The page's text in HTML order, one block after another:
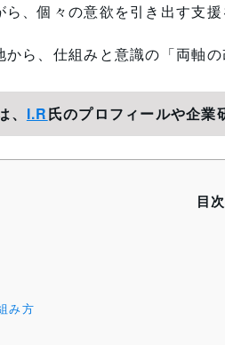
、個々の意欲を引き出す支援
ら、仕組みと意識の「両軸の
、 I.R氏のプロフィールや企業
目次
み方